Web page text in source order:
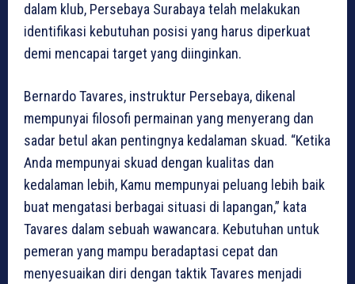
dalam klub, Persebaya Surabaya telah melakukan
identifikasi kebutuhan posisi yang harus diperkuat
demi mencapai target yang diinginkan.
Bernardo Tavares, instruktur Persebaya, dikenal
mempunyai filosofi permainan yang menyerang dan
sadar betul akan pentingnya kedalaman skuad. “Ketika
Anda mempunyai skuad dengan kualitas dan
kedalaman lebih, Kamu mempunyai peluang lebih baik
buat mengatasi berbagai situasi di lapangan,” kata
Tavares dalam sebuah wawancara. Kebutuhan untuk
pemeran yang mampu beradaptasi cepat dan
menyesuaikan diri dengan taktik Tavares menjadi